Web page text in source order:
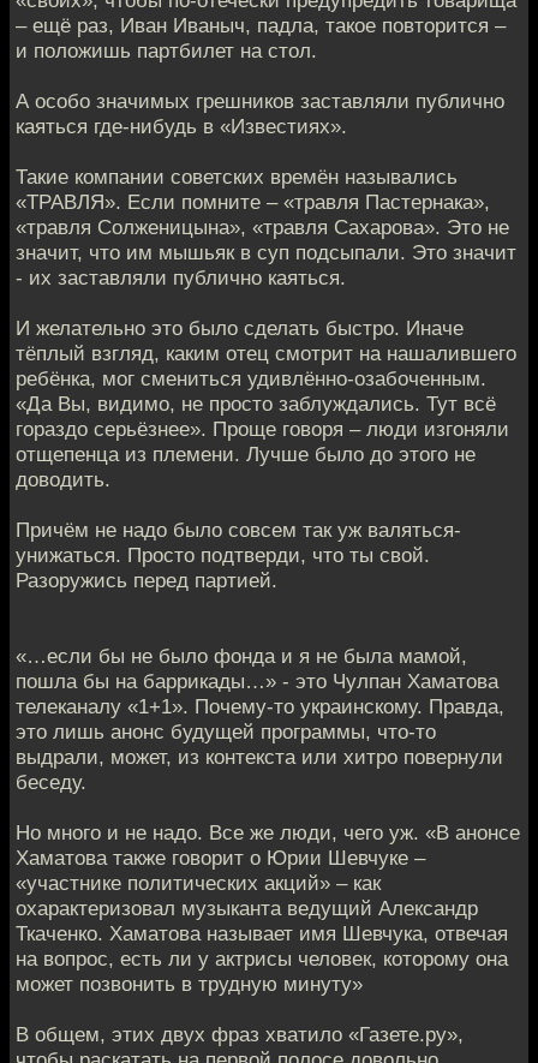
– ещё раз, Иван Иваныч, падла, такое повторится –
и положишь партбилет на стол.
А особо значимых грешников заставляли публично
каяться где-нибудь в «Известиях».
Такие компании советских времён назывались
«ТРАВЛЯ». Если помните – «травля Пастернака»,
«травля Солженицына», «травля Сахарова». Это не
значит, что им мышьяк в суп подсыпали. Это значит
- их заставляли публично каяться.
И желательно это было сделать быстро. Иначе
тёплый взгляд, каким отец смотрит на нашалившего
ребёнка, мог смениться удивлённо-озабоченным.
«Да Вы, видимо, не просто заблуждались. Тут всё
гораздо серьёзнее». Проще говоря – люди изгоняли
отщепенца из племени. Лучше было до этого не
доводить.
Причём не надо было совсем так уж валяться-
унижаться. Просто подтверди, что ты свой.
Разоружись перед партией.
«…если бы не было фонда и я не была мамой,
пошла бы на баррикады…» - это Чулпан Хаматова
телеканалу «1+1». Почему-то украинскому. Правда,
это лишь анонс будущей программы, что-то
выдрали, может, из контекста или хитро повернули
беседу.
Но много и не надо. Все же люди, чего уж. «В анонсе
Хаматова также говорит о Юрии Шевчуке –
«участнике политических акций» – как
охарактеризовал музыканта ведущий Александр
Ткаченко. Хаматова называет имя Шевчука, отвечая
на вопрос, есть ли у актрисы человек, которому она
может позвонить в трудную минуту»
В общем, этих двух фраз хватило «Газете.ру»,